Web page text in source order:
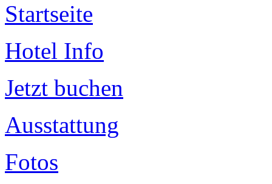
Startseite
Hotel Info
Jetzt buchen
Ausstattung
Fotos